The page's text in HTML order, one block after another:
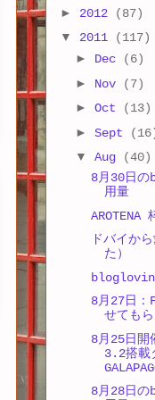
► 2012
(87)
▼ 2011
(117)
► Dec
(6)
► Nov
(7)
► Oct
(13)
► Sept
▼ Aug
(40)
8月30日
用量
AROTENA
ドバイか
た）
8月27日
せても
8月25日
3.2搭載
8月28日